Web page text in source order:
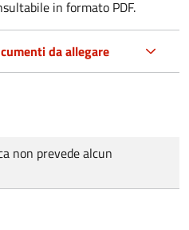
in formato PDF.
da allegare
non prevede alcun